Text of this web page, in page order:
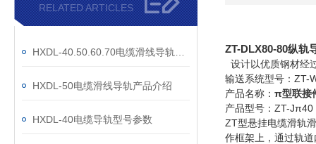
RELATED ARTICLES
HXDL-50电缆滑线导轨产品介绍
HXDL-40电缆导轨型号参数
ZT-DLX80-80纵轨
设计以优质钢材经
输送系统型号：ZT-
产品名称： π型联接
产品型号：ZT-Jπ40
ZT型悬挂电缆滑轨
作框架上，通过轨